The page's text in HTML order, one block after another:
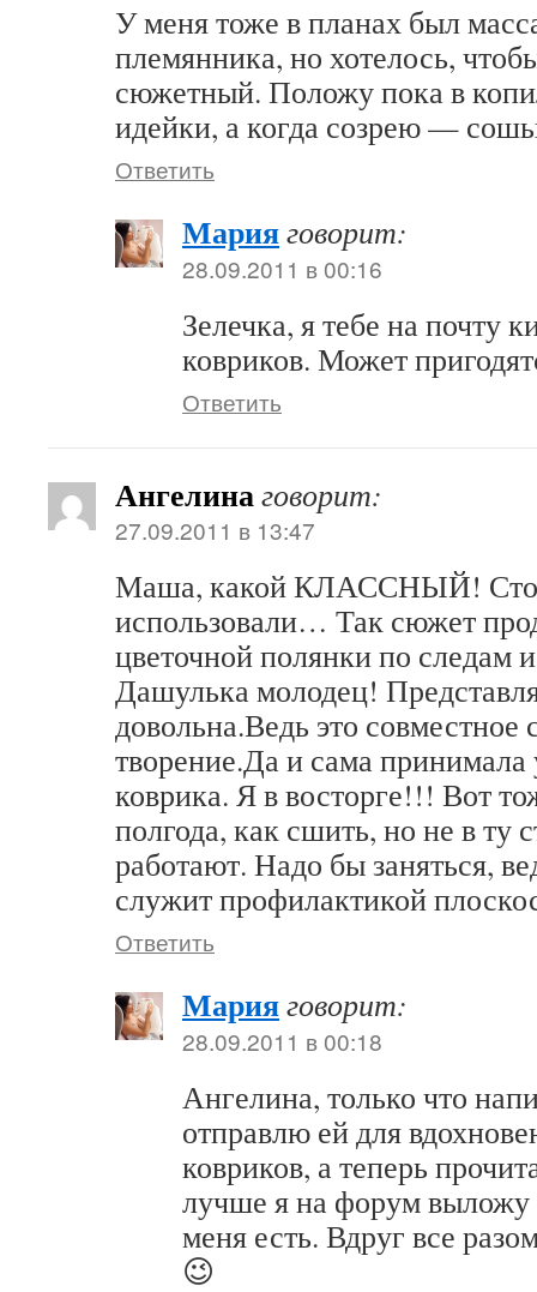
У меня тоже в планах был
племянника, но хотелось,
сюжетный. Положу пока в
идейки, а когда созрею —
Ответить
Марияговорит:
28.09.2011 в 00:16
Зелечка, я тебе на почту
ковриков. Может
Ответить
Ангелинаговорит:
27.09.2011 в 13:47
Маша, какой КЛАССНЫЙ!
использовали… Так сюжет
цветочной полянки по следам
Дашулька молодец!
довольна.Ведь это совместное
творение.Да и сама
коврика. Я в восторге!!! Вот
полгода, как сшить, но не в ту
работают. Надо бы заняться,
служит профилактикой
Ответить
Марияговорит:
28.09.2011 в 00:18
Ангелина, только что
отправлю ей для
ковриков, а теперь
лучше я на форум
меня есть. Вдруг все
😉